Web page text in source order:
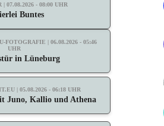
07.08.2026 - 08:00 UHR
Buntes
FOTOGRAFIE | 06.08.2026 - 05:46
UHR
in Lüneburg
| 05.08.2026 - 06:18 UHR
Juno, Kallio und Athena